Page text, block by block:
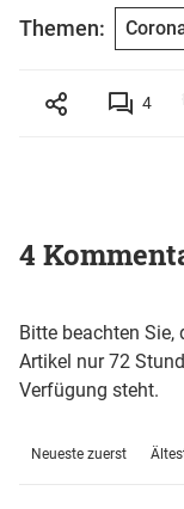
Themen:
4
4
Bitte beachten
Artikel nur 72
Verfügung steht.
Neueste zuerst